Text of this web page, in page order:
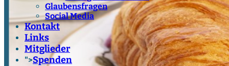
Glaubensfragen
Social Media
Kontakt
Links
Mitglieder
">Spenden